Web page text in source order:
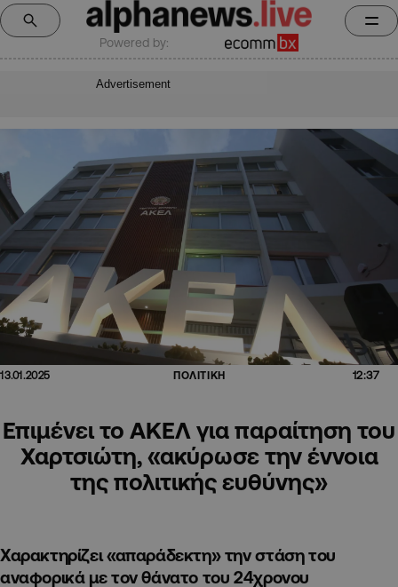
Powered by:
Advertisement
13.01.2025 ΠΟΛΙΤΙΚΗ 12:37
Επιμένει το ΑΚΕΛ για παραίτηση του
Χαρτσιώτη, «ακύρωσε την έννοια
της πολιτικής ευθύνης»
Χαρακτηρίζει «απαράδεκτη» την στάση του
αναφορικά με τον θάνατο του 24χρονου